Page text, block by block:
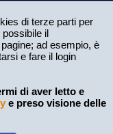
di terze parti per
il
ad esempio, è
e fare il login
di aver letto e
e preso visione delle